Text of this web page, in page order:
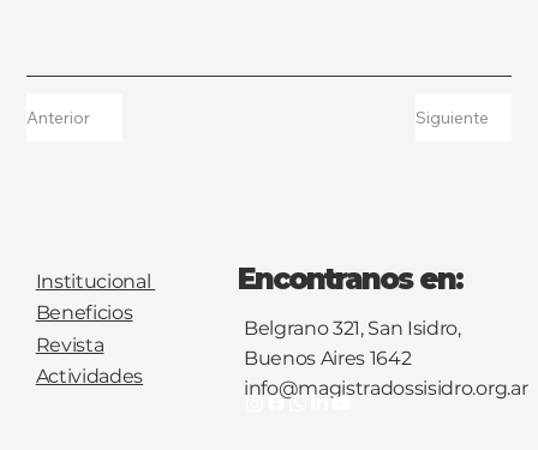
Anterior Siguiente
Institucional
Beneficios
Revista
Actividades
Encontranos en:
Belgrano 321, San Isidro,
Buenos Aires 1642
info@magistradossisidro.org.ar